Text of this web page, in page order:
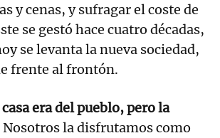
y cenas, y sufragar el coste de
se gestó hace cuatro décadas,
se levanta la nueva sociedad,
frente al frontón.
era del pueblo, pero la
Nosotros la disfrutamos como